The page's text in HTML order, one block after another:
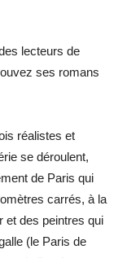
lecteurs de
ses romans
réalistes et
se déroulent,
de Paris qui
carrés, à la
et des peintres qui
(le Paris de